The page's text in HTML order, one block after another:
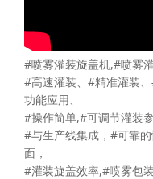
#喷雾灌装旋盖机,#喷雾
#高速灌装、#精准灌装
功能应用、
#操作简单,#可调节灌装
#与生产线集成，#可靠
面，
#灌装旋盖效率,#喷雾包